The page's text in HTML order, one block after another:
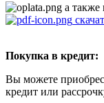
а также
Покупка в кредит:
Вы можете
кредит или